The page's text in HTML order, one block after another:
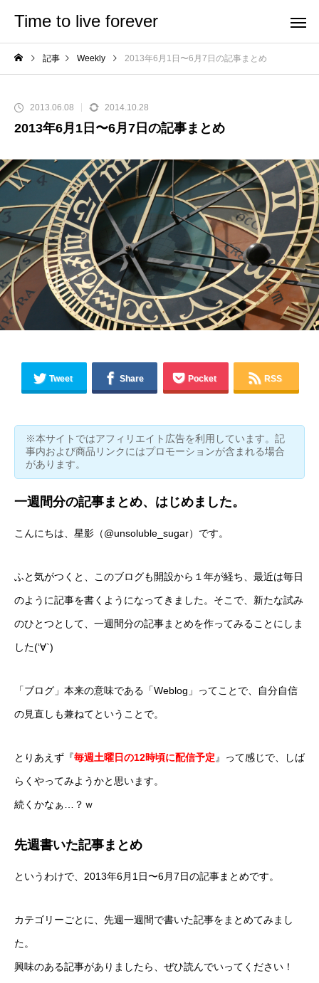
Time to live forever
記事 Weekly 2013年6月1日〜6月7日の記事まとめ
2013.06.08 2014.10.28
2013年6月1日〜6月7日の記事まとめ
Tweet Share Pocket RSS
※本サイトではアフィリエイト広告を利用しています。記
事内および商品リンクにはプロモーションが含まれる場合
があります。
一週間分の記事まとめ、はじめました。
こんにちは、星影（@unsoluble_sugar）です。
ふと気がつくと、このブログも開設から１年が経ち、最近は毎日
のように記事を書くようになってきました。そこで、新たな試み
のひとつとして、一週間分の記事まとめを作ってみることにしま
した(‘∀`)
「ブログ」本来の意味である「Weblog」ってことで、自分自信
の見直しも兼ねてということで。
とりあえず『毎週土曜日の12時頃に配信予定 』って感じで、しば
らくやってみようかと思います。
続くかなぁ…？ｗ
先週書いた記事まとめ
というわけで、2013年6月1日〜6月7日の記事まとめです。
カテゴリーごとに、先週一週間で書いた記事をまとめてみまし
た。
興味のある記事がありましたら、ぜひ読んでいってください！